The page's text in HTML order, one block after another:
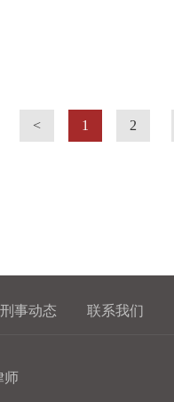
< 1 2
刑事动态 联系我们
师